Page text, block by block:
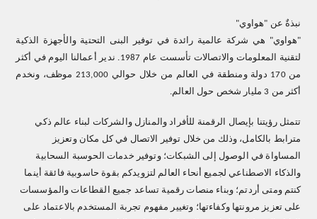
نبذةٌ عن "هواوي"
"هواوي" هي شركة عالمية رائدة في توفير البنى التحتية والأجهزة الذكية
لتقنية المعلومات والاتصالات تأسست عام 1987. ندير أعمالنا اليوم في أكثر
من 170 دولة ومنطقة في العالم من خلال حوالي 213,000 موظف، ونخدم
أكثر من 3 مليار شخص حول العالم.
تتمثل رؤيتنا بإيصال الرقمنة للأفراد والمنازل والشركات لبناء عالم ذكي
مترابط بالكامل، وذلك من خلال توفير الاتصال في كل مكان وتعزيز
المساواة في الوصول إلى الشبكات؛ وتوفير خدمات الحوسبة السحابية
والذكاء الاصطناعي لجميع أنحاء العالم لتزويدكم بقوة حاسوبية فائقة أينما
كنتم ومتى أردتم؛ وبناء منصات رقمية تساعد جميع القطاعات والمؤسسات
على تعزيز مرونتها وكفاءتها؛ وتغيير مفهوم تجربة المستخدم بالاعتماد على